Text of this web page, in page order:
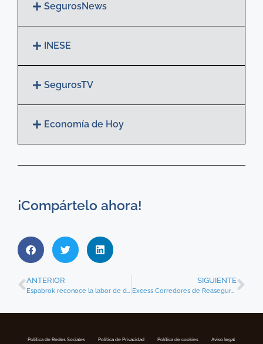
SegurosNews
INESE
SegurosTV
Economía de Hoy
¡Compártelo ahora!
ANTERIOR
Espabrok reconoce la labor de directivos de aseguradoras
SIGUIENTE
Excess Corredores de Reaseguros y Consultores se incorpora a Espabrok
Política de Redes Sociales Politica de Privacidad Política de cookies Aviso legal